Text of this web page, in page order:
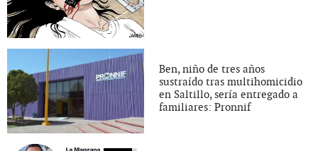
Ben, niño de tres años
sustraído tras multihomicidio
en Saltillo, sería entregado a
familiares: Pronnif